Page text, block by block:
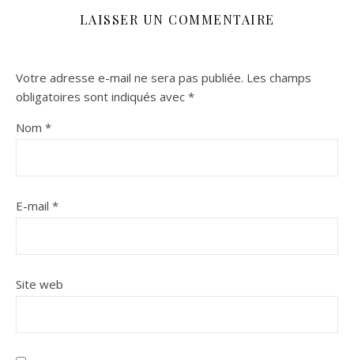
LAISSER UN COMMENTAIRE
Votre adresse e-mail ne sera pas publiée. Les champs
obligatoires sont indiqués avec *
Nom *
E-mail *
Site web